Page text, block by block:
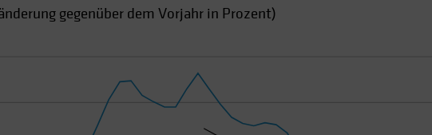
gegenüber dem Vorjahr in Prozent)